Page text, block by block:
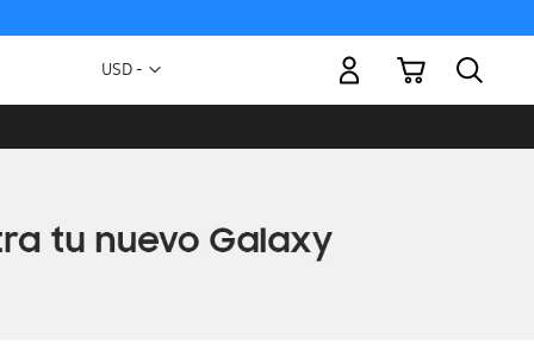
Moneda
USD -
Mi carrito